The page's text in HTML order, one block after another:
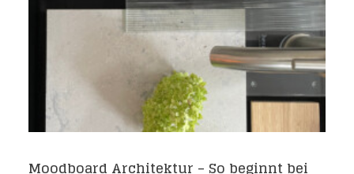
Moodboard Architektur – So beginnt bei